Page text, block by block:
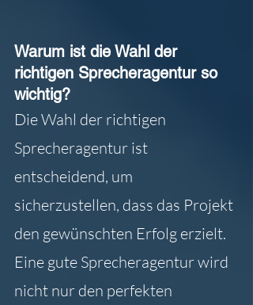
Warum ist die Wahl der
richtigen Sprecheragentur so
wichtig?
Die Wahl der richtigen
Sprecheragentur ist
entscheidend, um
sicherzustellen, dass das Projekt
den gewünschten Erfolg erzielt.
Eine gute Sprecheragentur wird
nicht nur den perfekten